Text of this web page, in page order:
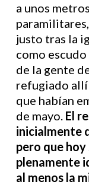
a unos
justo tras la
como
de la gente
refugiado allí
que habían
de mayo. El
inicialmente
pero que
plenamente
al menos la